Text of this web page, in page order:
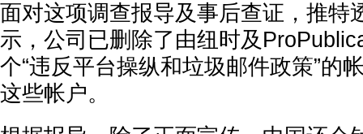
面对这项调查报导及事后查证，推特
示，公司已删除了由纽时及
个“违反平台操纵和垃圾邮件政策”的
这些帐户。